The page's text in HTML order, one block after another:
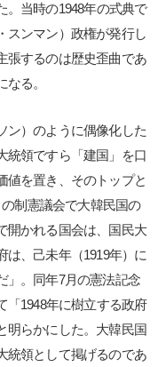
。当時の1948年の式典で
スンマン）政権が発行し
張するのは歴史歪曲であ
る。
）のように偶像化した
統領ですら「建国」を口
値を置き、そのトップと
制憲議会で大韓民国の
開かれる国会は、国民大
、己未年（1919年）に
」。同年7月の憲法記念
「1948年に樹立する政府
明らかにした。大韓民国
統領として掲げるのであ